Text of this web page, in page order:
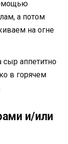
а потом
на огне
аппетитно
в горячем
и/или